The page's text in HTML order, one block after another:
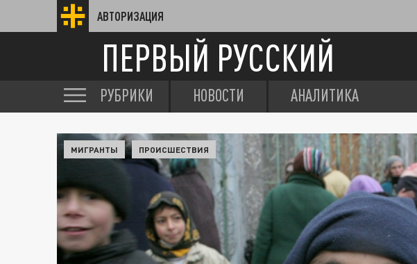
АВТОРИЗАЦИЯ
ПЕРВЫЙ РУССКИЙ
РУБРИКИ НОВОСТИ АНАЛИТИКА
МИГРАНТЫ ПРОИСШЕСТВИЯ